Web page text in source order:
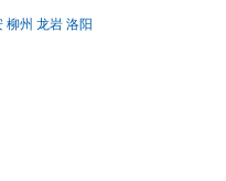
柳州 龙岩 洛阳